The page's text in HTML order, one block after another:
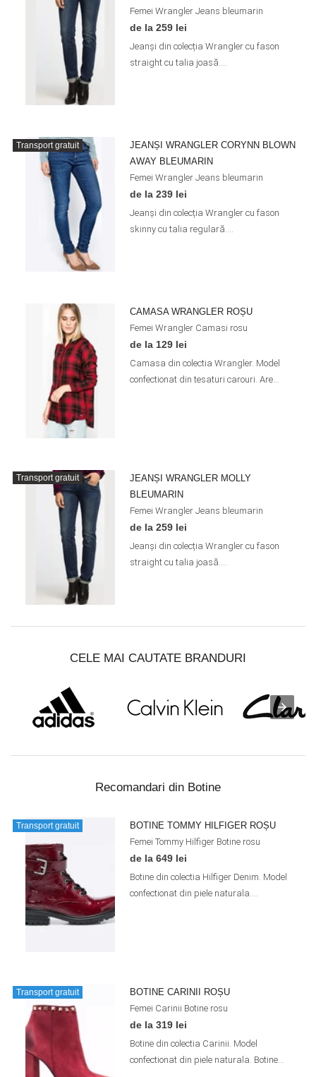
Femei Wrangler Jeans bleumarin
de la 259 lei
Jeanși din colecția Wrangler cu fason
straight cu talia joasă....
Transport gratuit
JEANȘI WRANGLER CORYNN BLOWN
AWAY BLEUMARIN
Femei Wrangler Jeans bleumarin
de la 239 lei
Jeanși din colecția Wrangler cu fason
skinny cu talia regulară....
CAMASA WRANGLER ROȘU
Femei Wrangler Camasi rosu
de la 129 lei
Camasa din colectia Wrangler. Model
confectionat din tesaturi carouri. Are...
Transport gratuit
JEANȘI WRANGLER MOLLY
BLEUMARIN
Femei Wrangler Jeans bleumarin
de la 259 lei
Jeanși din colecția Wrangler cu fason
straight cu talia joasă....
CELE MAI CAUTATE BRANDURI
Recomandari din Botine
Transport gratuit
BOTINE TOMMY HILFIGER ROȘU
Femei Tommy Hilfiger Botine rosu
de la 649 lei
Botine din colectia Hilfiger Denim. Model
confectionat din piele naturala....
Transport gratuit
BOTINE CARINII ROȘU
Femei Carinii Botine rosu
de la 319 lei
Botine din colectia Carinii. Model
confectionat din piele naturala. Botine...